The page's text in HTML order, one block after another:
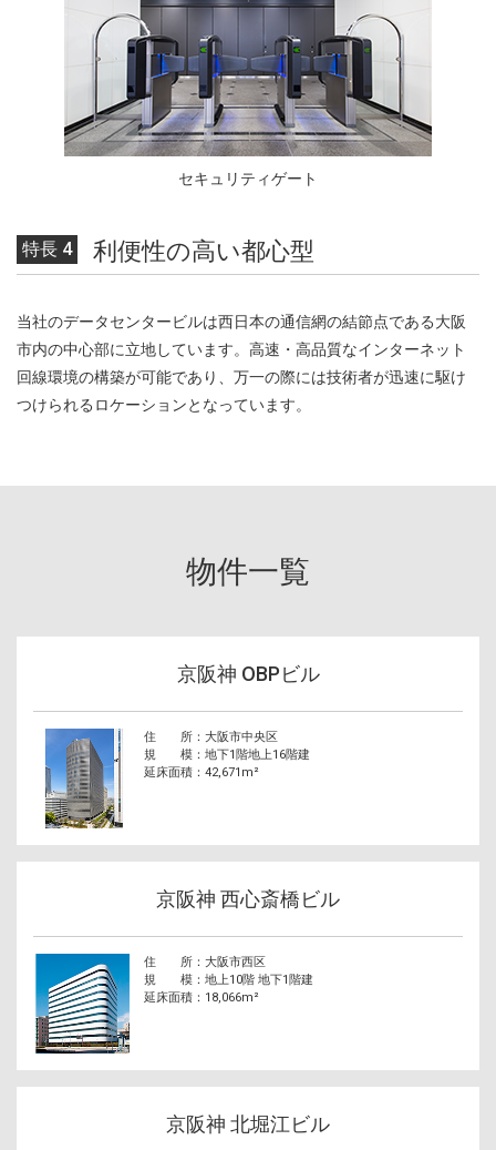
セキュリティゲート
特長 4 利便性の高い都心型
当社のデータセンタービルは西日本の通信網の結節点である大阪
市内の中心部に立地しています。高速・高品質なインターネット
回線環境の構築が可能であり、万一の際には技術者が迅速に駆け
つけられるロケーションとなっています。
物件一覧
京阪神 OBPビル
住 所
大阪市中央区
規 模
地下1階地上16階建
延床面積
42,671m²
京阪神 西心斎橋ビル
住 所
大阪市西区
規 模
地上10階 地下1階建
延床面積
18,066m²
京阪神 北堀江ビル